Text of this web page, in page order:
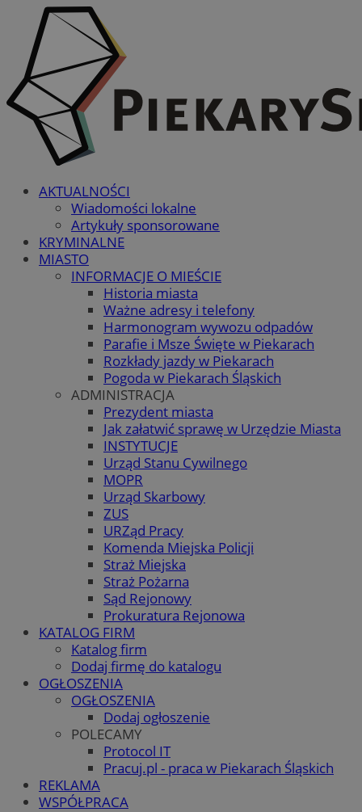
AKTUALNOŚCI
Wiadomości lokalne
Artykuły sponsorowane
KRYMINALNE
MIASTO
INFORMACJE O MIEŚCIE
Historia miasta
Ważne adresy i telefony
Harmonogram wywozu odpadów
Parafie i Msze Święte w Piekarach
Rozkłady jazdy w Piekarach
Pogoda w Piekarach Śląskich
ADMINISTRACJA
Prezydent miasta
Jak załatwić sprawę w Urzędzie Miasta
INSTYTUCJE
Urząd Stanu Cywilnego
MOPR
Urząd Skarbowy
ZUS
URZąd Pracy
Komenda Miejska Policji
Straż Miejska
Straż Pożarna
Sąd Rejonowy
Prokuratura Rejonowa
KATALOG FIRM
Katalog firm
Dodaj firmę do katalogu
OGŁOSZENIA
OGŁOSZENIA
Dodaj ogłoszenie
POLECAMY
Protocol IT
Pracuj.pl - praca w Piekarach Śląskich
REKLAMA
WSPÓŁPRACA